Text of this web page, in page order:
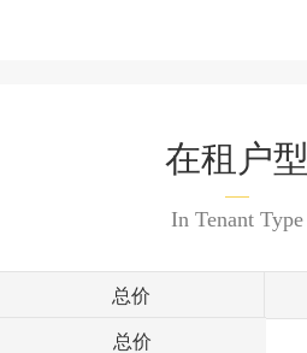
在租户型
In Tenant Type
总价
总价